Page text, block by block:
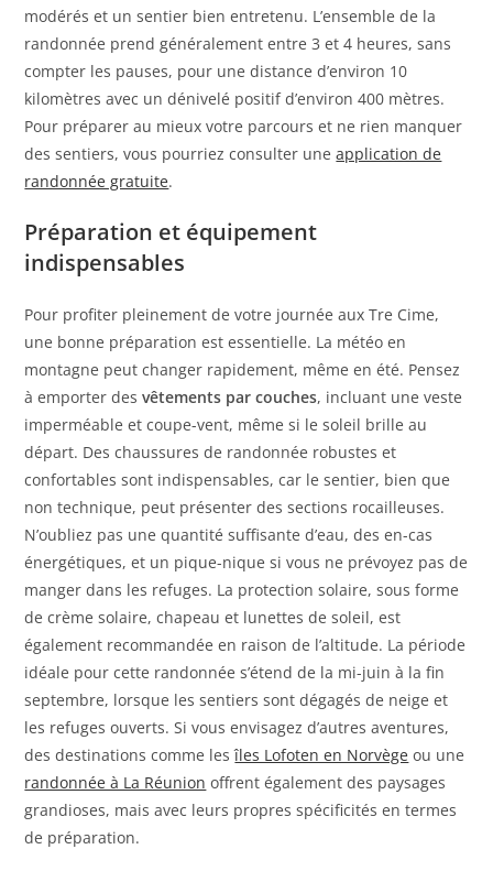
modérés et un sentier bien entretenu. L’ensemble de la
randonnée prend généralement entre 3 et 4 heures, sans
compter les pauses, pour une distance d’environ 10
kilomètres avec un dénivelé positif d’environ 400 mètres.
Pour préparer au mieux votre parcours et ne rien manquer
des sentiers, vous pourriez consulter uneapplication de
randonnée gratuite.
Préparation et équipement
indispensables
Pour profiter pleinement de votre journée aux Tre Cime,
une bonne préparation est essentielle. La météo en
montagne peut changer rapidement, même en été. Pensez
à emporter desvêtements par couches, incluant une veste
imperméable et coupe-vent, même si le soleil brille au
départ. Des chaussures de randonnée robustes et
confortables sont indispensables, car le sentier, bien que
non technique, peut présenter des sections rocailleuses.
N’oubliez pas une quantité suffisante d’eau, des en-cas
énergétiques, et un pique-nique si vous ne prévoyez pas de
manger dans les refuges. La protection solaire, sous forme
de crème solaire, chapeau et lunettes de soleil, est
également recommandée en raison de l’altitude. La période
idéale pour cette randonnée s’étend de la mi-juin à la fin
septembre, lorsque les sentiers sont dégagés de neige et
les refuges ouverts. Si vous envisagez d’autres aventures,
des destinations comme lesîles Lofoten en Norvège ou une
randonnée à La Réunion offrent également des paysages
grandioses, mais avec leurs propres spécificités en termes
de préparation.